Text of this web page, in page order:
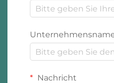
Nachricht